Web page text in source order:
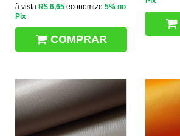
à vista R$ 6,65 economize 5% no
Pix
COMPRAR